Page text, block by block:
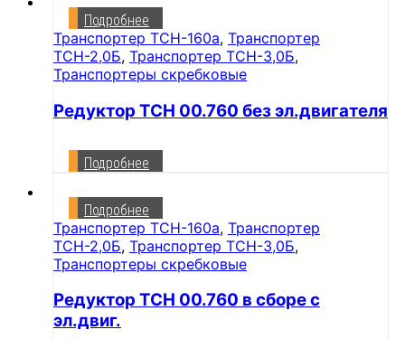
Подробнее
Транспортер ТСН-160а, Транспортер
ТСН-2,0Б, Транспортер ТСН-3,0Б,
Транспортеры скребковые
Редуктор ТСН 00.760 без эл.двигателя
Подробнее
Подробнее
Транспортер ТСН-160а, Транспортер
ТСН-2,0Б, Транспортер ТСН-3,0Б,
Транспортеры скребковые
Редуктор ТСН 00.760 в сборе с
эл.двиг.